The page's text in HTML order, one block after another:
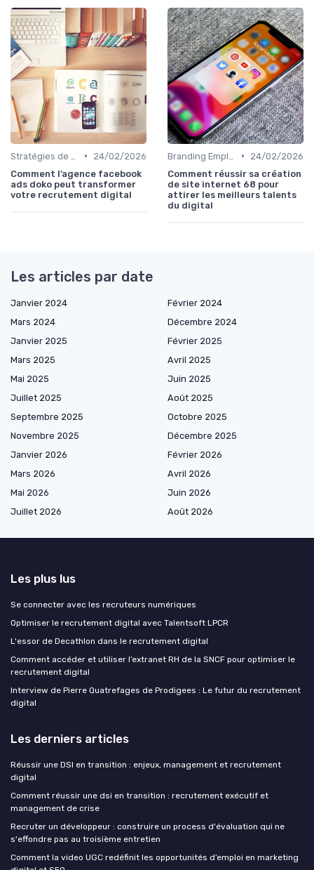
•
24/02/2026
Comment l’agence facebook
ads doko peut transformer
votre recrutement digital
•
24/02/2026
Comment réussir sa création
de site internet 68 pour
attirer les meilleurs talents
du digital
Les articles par date
Janvier 2024
Février 2024
Mars 2024
Décembre 2024
Janvier 2025
Février 2025
Mars 2025
Avril 2025
Mai 2025
Juin 2025
Juillet 2025
Août 2025
Septembre 2025
Octobre 2025
Novembre 2025
Décembre 2025
Janvier 2026
Février 2026
Mars 2026
Avril 2026
Mai 2026
Juin 2026
Juillet 2026
Août 2026
Les plus lus
Se connecter avec les recruteurs numériques
Optimiser le recrutement digital avec Talentsoft LPCR
L'essor de Decathlon dans le recrutement digital
Comment accéder et utiliser l’extranet RH de la SNCF pour optimiser le
recrutement digital
Interview de Pierre Quatrefages de Prodigees : Le futur du recrutement
digital
Les derniers articles
Réussir une DSI en transition : enjeux, management et recrutement
digital
Comment réussir une dsi en transition : recrutement exécutif et
management de crise
Recruter un développeur : construire un process d'évaluation qui ne
s'effondre pas au troisième entretien
Comment la video UGC redéfinit les opportunités d’emploi en marketing